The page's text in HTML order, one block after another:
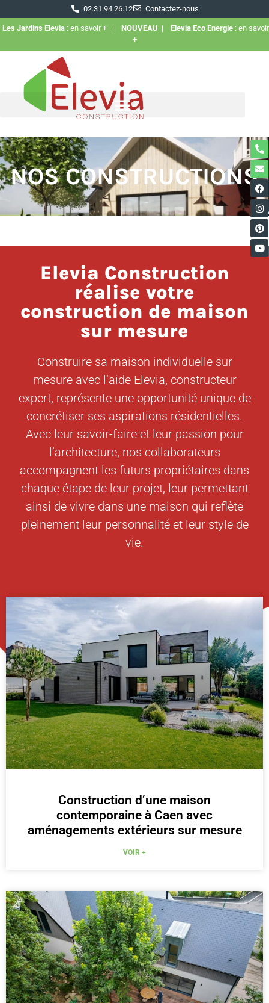
02.31.94.26.12 Contactez-nous
Les Jardins Elevia: en savoir + | NOUVEAU | Elevia Eco Energie: en savoir
+
NOS CONSTRUCTIONS
Elevia Construction
réalise votre
construction de maison
sur mesure
Construire sa maison individuelle sur
mesure avec l’aide Elevia, constructeur
expert, représente une opportunité unique de
concrétiser ses aspirations résidentielles.
Avec leur savoir-faire et leur passion pour
l’architecture, nos collaborateurs
accompagnent les futurs propriétaires dans
chaque étape de leur projet, leur permettant
ainsi de vivre dans une maison qui reflète
pleinement leur personnalité et leur style de
vie.
Construction d’une maison
contemporaine à Caen avec
aménagements extérieurs sur mesure
VOIR +